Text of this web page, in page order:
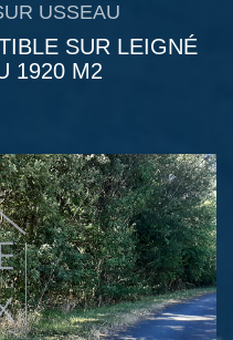
USSEAU
SUR LEIGNÉ
1920 M2